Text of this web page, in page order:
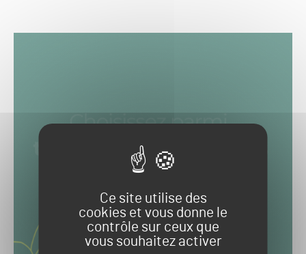
Ce site utilise des
cookies et vous donne le
contrôle sur ceux que
vous souhaitez activer